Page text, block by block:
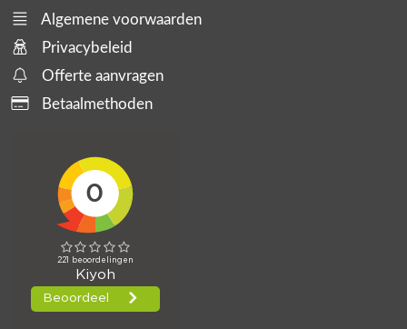
Algemene voorwaarden
Privacybeleid
Offerte aanvragen
Betaalmethoden